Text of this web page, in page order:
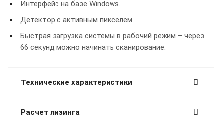
Интерфейс на базе Windows.
Детектор с активным пикселем.
Быстрая загрузка системы в рабочий режим – через
66 секунд можно начинать сканирование.
Технические характеристики
Расчет лизинга